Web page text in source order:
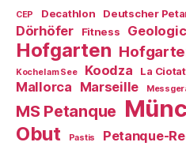
CEP Decathlon Deutscher
Dörhöfer Fitness Geologic
Hofgarten
Kochel am See Koodza La Ciotat
Mallorca Marseille
MS Petanque
Obut Pastis Petanque-